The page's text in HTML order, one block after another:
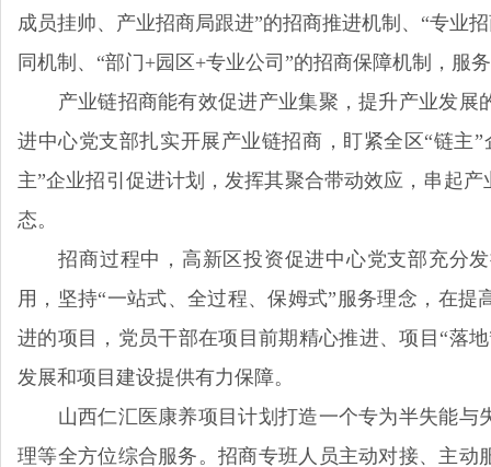
成员挂帅、产业招商局跟进”的招商推进机制、“专业
同机制、“部门+园区+专业公司”的招商保障机制，服
产业链招商能有效促进产业集聚，提升产业发展
进中心党支部扎实开展产业链招商，盯紧全区“链主
主”企业招引促进计划，发挥其聚合带动效应，串起
态。
招商过程中，高新区投资促进中心党支部充分发
用，坚持“一站式、全过程、保姆式”服务理念，在
进的项目，党员干部在项目前期精心推进、项目“落
发展和项目建设提供有力保障。
山西仁汇医康养项目计划打造一个专为半失能与
理等全方位综合服务。招商专班人员主动对接、主